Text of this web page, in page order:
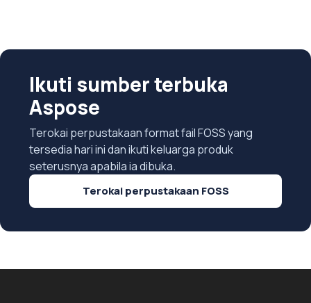
Ikuti sumber terbuka
Aspose
Terokai perpustakaan format fail FOSS yang
tersedia hari ini dan ikuti keluarga produk
seterusnya apabila ia dibuka.
Terokai perpustakaan FOSS